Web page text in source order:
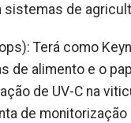
sistemas de
Terá como
de alimento e o
de UV-C na
de monitorização